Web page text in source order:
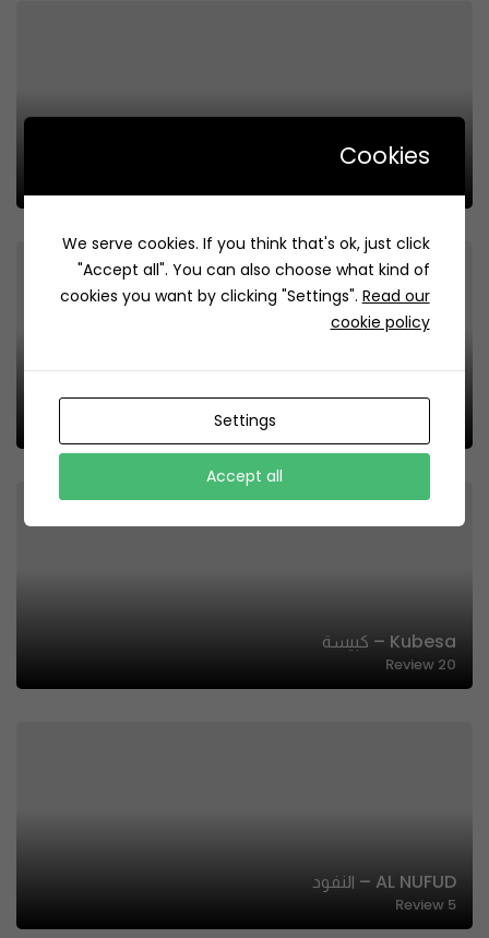
Samia’s Dish | صحن ساميه
Tmaya | تمايا
Kubesa – كبيسة
20
Review
AL NUFUD – النفود
5
Review
Cookies
We serve cookies. If you think that's ok, just click
"Accept all". You can also choose what kind of
cookies you want by clicking "Settings". Read our
cookie policy
Settings
Accept all